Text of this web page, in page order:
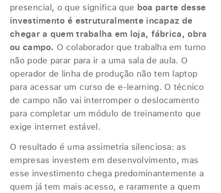
presencial, o que significa que boa parte desse
investimento é estruturalmente incapaz de
chegar a quem trabalha em loja, fábrica, obra
ou campo. O colaborador que trabalha em turno
não pode parar para ir a uma sala de aula. O
operador de linha de produção não tem laptop
para acessar um curso de e-learning. O técnico
de campo não vai interromper o deslocamento
para completar um módulo de treinamento que
exige internet estável.
O resultado é uma assimetria silenciosa: as
empresas investem em desenvolvimento, mas
esse investimento chega predominantemente a
quem já tem mais acesso, e raramente a quem